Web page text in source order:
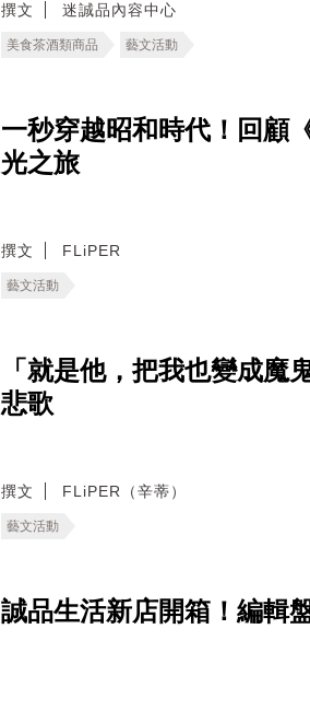
撰文 迷誠品內容中心
美食茶酒類商品 藝文活動
一秒穿越昭和時代！回顧
光之旅
撰文 FLiPER
藝文活動
「就是他，把我也變成
悲歌
撰文 FLiPER（辛蒂）
藝文活動
誠品生活新店開箱！編輯